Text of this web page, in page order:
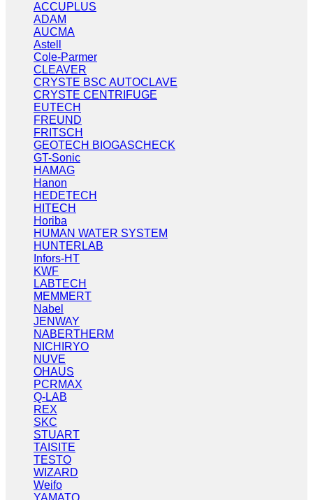
ACCUPLUS
ADAM
AUCMA
Astell
Cole-Parmer
CLEAVER
CRYSTE BSC AUTOCLAVE
CRYSTE CENTRIFUGE
EUTECH
FREUND
FRITSCH
GEOTECH BIOGASCHECK
GT-Sonic
HAMAG
Hanon
HEDETECH
HITECH
Horiba
HUMAN WATER SYSTEM
HUNTERLAB
Infors-HT
KWF
LABTECH
MEMMERT
Nabel
JENWAY
NABERTHERM
NICHIRYO
NUVE
OHAUS
PCRMAX
Q-LAB
REX
SKC
STUART
TAISITE
TESTO
WIZARD
Weifo
YAMATO